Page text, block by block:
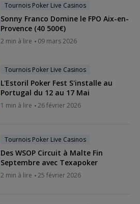
Tournois Poker Live Casinos
Sonny Franco Domine le FPO Aix-en-
Provence (40 500€)
2 min à lire 09 mars 2026
Tournois Poker Live Casinos
L'Estoril Poker Fest S'installe au
Portugal du 12 au 17 Mai
1 min à lire 26 février 2026
Tournois Poker Live Casinos
Des WSOP Circuit à Malte Fin
Septembre avec Texapoker
2 min à lire 25 février 2026